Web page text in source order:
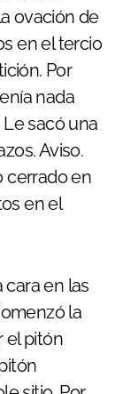
ovación de
en el tercio
Por
nada
sacó una
Aviso.
cerrado en
en el
en las
la
el pitón